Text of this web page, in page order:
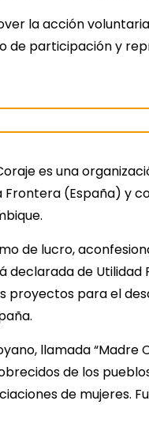
la acción
de participación y
es una
Frontera (España) y
de lucro,
declarada de Utilidad
proyectos para el
llamada “Madre
de los
de mujeres.